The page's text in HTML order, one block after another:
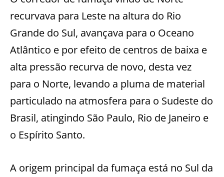
recurvava para Leste na altura do Rio
Grande do Sul, avançava para o Oceano
Atlântico e por efeito de centros de baixa e
alta pressão recurva de novo, desta vez
para o Norte, levando a pluma de material
particulado na atmosfera para o Sudeste do
Brasil, atingindo São Paulo, Rio de Janeiro e
o Espírito Santo.
A origem principal da fumaça está no Sul da